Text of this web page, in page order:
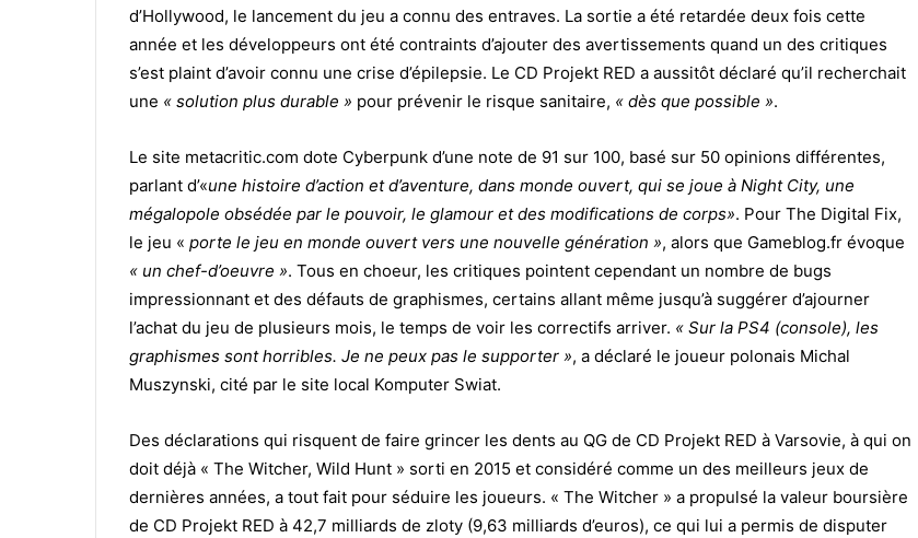
d’Hollywood, le lancement du jeu a connu des entraves. La sortie a été retardée deux fois cette
année et les développeurs ont été contraints d’ajouter des avertissements quand un des critiques
s’est plaint d’avoir connu une crise d’épilepsie. Le CD Projekt RED a aussitôt déclaré qu’il recherchait
une « solution plus durable » pour prévenir le risque sanitaire, « dès que possible ».
Le site metacritic.com dote Cyberpunk d’une note de 91 sur 100, basé sur 50 opinions différentes,
parlant d’«une histoire d’action et d’aventure, dans monde ouvert, qui se joue à Night City, une
mégalopole obsédée par le pouvoir, le glamour et des modifications de corps». Pour The Digital Fix,
le jeu « porte le jeu en monde ouvert vers une nouvelle génération », alors que Gameblog.fr évoque
« un chef-d’oeuvre ». Tous en choeur, les critiques pointent cependant un nombre de bugs
impressionnant et des défauts de graphismes, certains allant même jusqu’à suggérer d’ajourner
l’achat du jeu de plusieurs mois, le temps de voir les correctifs arriver. « Sur la PS4 (console), les
graphismes sont horribles. Je ne peux pas le supporter », a déclaré le joueur polonais Michal
Muszynski, cité par le site local Komputer Swiat.
Des déclarations qui risquent de faire grincer les dents au QG de CD Projekt RED à Varsovie, à qui on
doit déjà « The Witcher, Wild Hunt » sorti en 2015 et considéré comme un des meilleurs jeux de
dernières années, a tout fait pour séduire les joueurs. « The Witcher » a propulsé la valeur boursière
de CD Projekt RED à 42,7 milliards de zloty (9,63 milliards d’euros), ce qui lui a permis de disputer